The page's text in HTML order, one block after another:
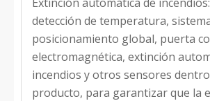
detección de temperatura,
posicionamiento global, puerta
electromagnética, extinción
incendios y otros sensores
producto, para garantizar que la